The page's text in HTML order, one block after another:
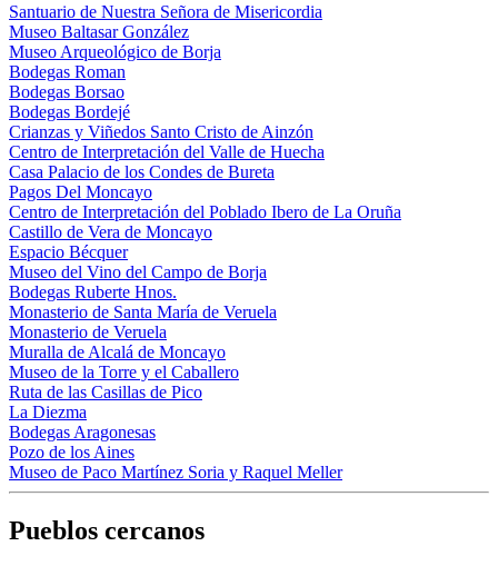
Santuario de Nuestra Señora de Misericordia
Museo Baltasar González
Museo Arqueológico de Borja
Bodegas Roman
Bodegas Borsao
Bodegas Bordejé
Crianzas y Viñedos Santo Cristo de Ainzón
Centro de Interpretación del Valle de Huecha
Casa Palacio de los Condes de Bureta
Pagos Del Moncayo
Centro de Interpretación del Poblado Ibero de La Oruña
Castillo de Vera de Moncayo
Espacio Bécquer
Museo del Vino del Campo de Borja
Bodegas Ruberte Hnos.
Monasterio de Santa María de Veruela
Monasterio de Veruela
Muralla de Alcalá de Moncayo
Museo de la Torre y el Caballero
Ruta de las Casillas de Pico
La Diezma
Bodegas Aragonesas
Pozo de los Aines
Museo de Paco Martínez Soria y Raquel Meller
Pueblos cercanos